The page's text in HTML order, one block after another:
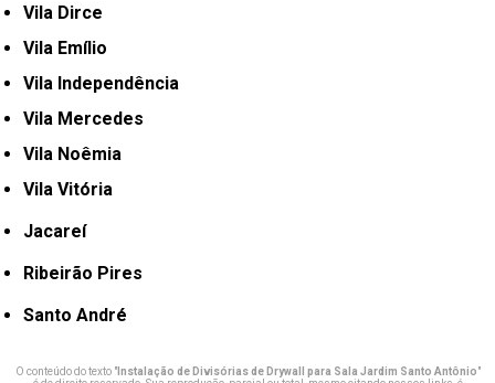
Vila Dirce
Vila Emílio
Vila Independência
Vila Mercedes
Vila Noêmia
Vila Vitória
Jacareí
Ribeirão Pires
Santo André
O conteúdo do texto "Instalação de Divisórias de Drywall para Sala Jardim Santo Antônio"